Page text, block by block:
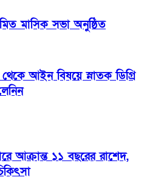
মাসিক সভা অনুষ্ঠিত
আইন বিষয়ে স্নাতক ডিগ্রি
আক্রান্ত ১১ বছরের রাশেদ,